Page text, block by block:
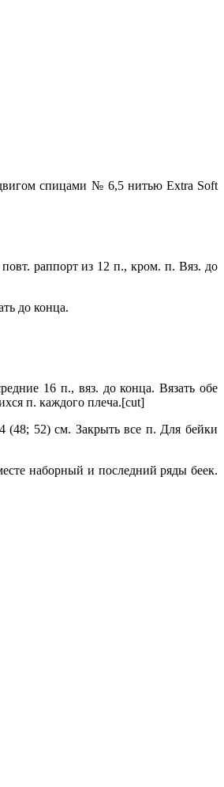
спицами № 6,5 нитью Extra Soft
раппорт из 12 п., кром. п. Вяз. до
до конца.
16 п., вяз. до конца. Вязать обе
п. каждого плеча.[cut]
52) см. Закрыть все п. Для бейки
наборный и последний ряды беек.